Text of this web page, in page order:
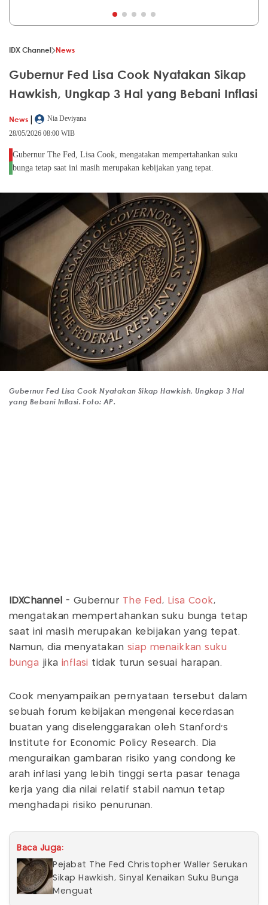
IDX Channel News
Gubernur Fed Lisa Cook Nyatakan Sikap
Hawkish, Ungkap 3 Hal yang Bebani Inflasi
News |
Nia Deviyana
28/05/2026 08:00 WIB
Gubernur The Fed, Lisa Cook, mengatakan mempertahankan suku
bunga tetap saat ini masih merupakan kebijakan yang tepat.
Gubernur Fed Lisa Cook Nyatakan Sikap Hawkish, Ungkap 3 Hal
yang Bebani Inflasi. Foto: AP.
IDXChannel - Gubernur The Fed , Lisa Cook,
mengatakan mempertahankan suku bunga tetap
saat ini masih merupakan kebijakan yang tepat.
Namun, dia menyatakan siap menaikkan suku
bunga jika inflasi tidak turun sesuai harapan.
Cook menyampaikan pernyataan tersebut dalam
sebuah forum kebijakan mengenai kecerdasan
buatan yang diselenggarakan oleh Stanford’s
Institute for Economic Policy Research. Dia
menguraikan gambaran risiko yang condong ke
arah inflasi yang lebih tinggi serta pasar tenaga
kerja yang dia nilai relatif stabil namun tetap
menghadapi risiko penurunan.
Baca Juga:
Pejabat The Fed Christopher Waller Serukan
Sikap Hawkish, Sinyal Kenaikan Suku Bunga
Menguat